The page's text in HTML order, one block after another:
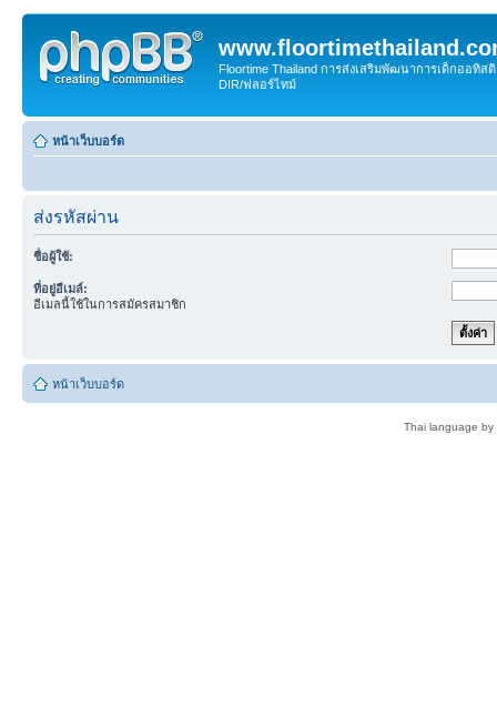
Floortime Thailand การส่งเสริมพัฒนาการเด็กออทิ
DIR/ฟลอร์ไทม์
หน้าเว็บบอร์ด
ส่งรหัสผ่าน
ชื่อผู้ใช้:
ที่อยู่อีเมล์:
อีเมลนี้ใช้ในการสมัครสมาชิก
หน้าเว็บบอร์ด
Thai language by